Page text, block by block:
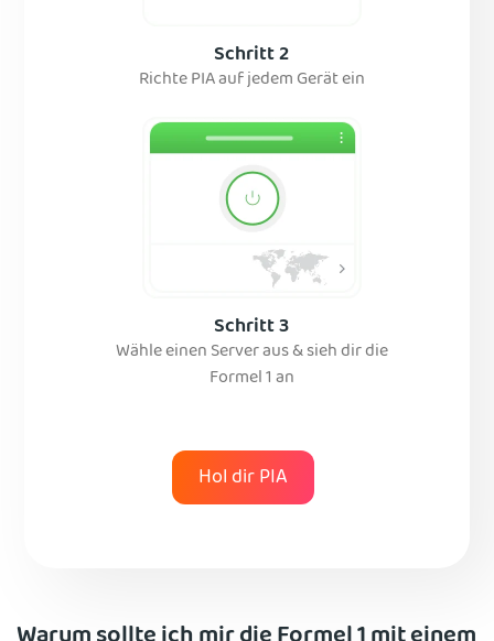
Schritt 2
Richte PIA auf jedem Gerät ein
Schritt 3
Wähle einen Server aus & sieh dir die
Formel 1 an
Hol dir PIA